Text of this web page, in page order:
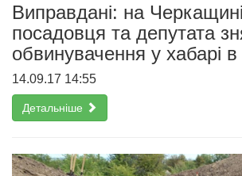
Виправдані: на
посадовця та депутата
обвинувачення у хабарі
14.09.17 14:55
Детальніше